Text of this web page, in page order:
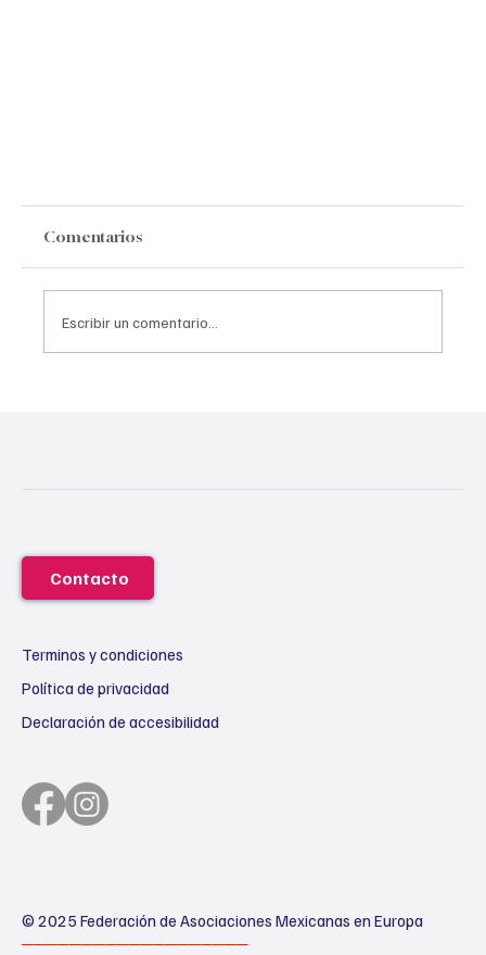
Comentarios
Escribir un comentario...
Contacto
Terminos y condiciones
Política de privacidad
Declaración de accesibilidad
© 2025 Federación de Asociaciones Mexicanas en Europa
───────────────────